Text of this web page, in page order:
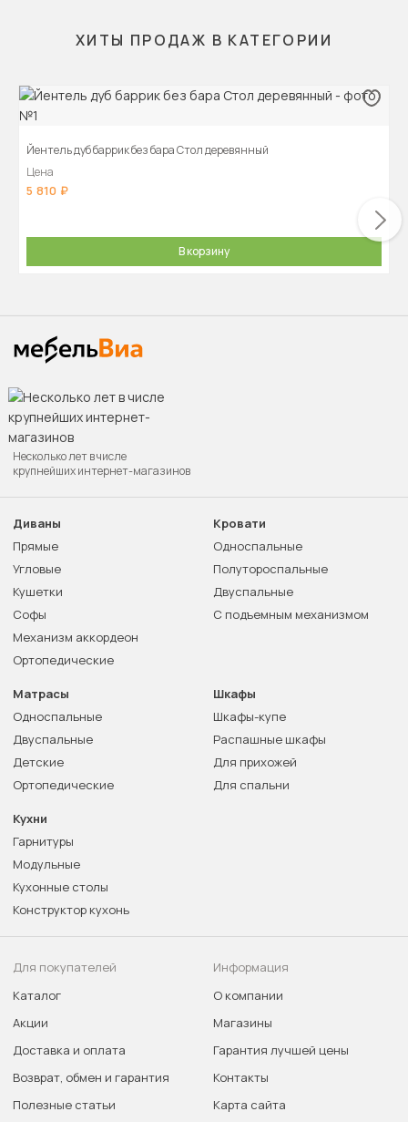
ХИТЫ ПРОДАЖ В КАТЕГОРИИ
Йентель дуб баррик без бара Стол деревянный
Цена
5 810
В корзину
Несколько лет в числе
крупнейших интернет-магазинов
Диваны
Прямые
Угловые
Кушетки
Софы
Механизм аккордеон
Ортопедические
Кровати
Односпальные
Полутороспальные
Двуспальные
С подъемным механизмом
Матрасы
Односпальные
Двуспальные
Детские
Ортопедические
Шкафы
Шкафы-купе
Распашные шкафы
Для прихожей
Для спальни
Кухни
Гарнитуры
Модульные
Кухонные столы
Конструктор кухонь
Для покупателей
Каталог
Акции
Доставка и оплата
Возврат, обмен и гарантия
Полезные статьи
Информация
О компании
Магазины
Гарантия лучшей цены
Контакты
Карта сайта